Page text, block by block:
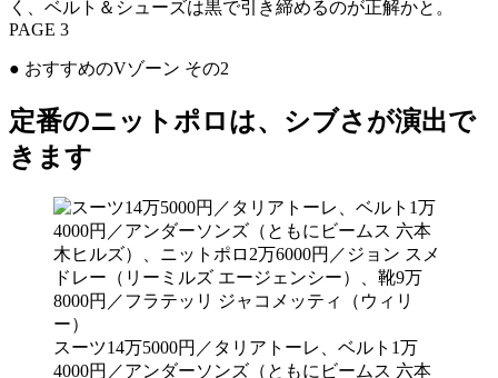
く、ベルト＆シューズは黒で引き締めるのが正解かと。
PAGE 3
● おすすめのVゾーン その2
定番のニットポロは、シブさが演出で
きます
スーツ14万5000円／タリアトーレ、ベルト1万
4000円／アンダーソンズ（ともにビームス 六本